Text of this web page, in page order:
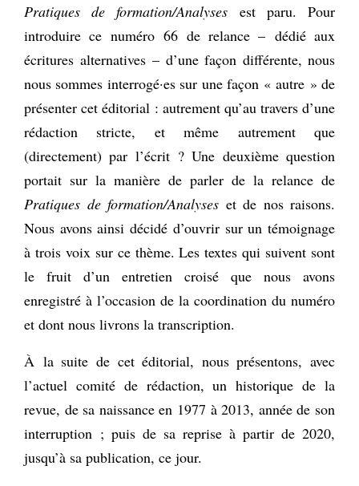
Pratiques de formation/Analyses est paru. Pour
introduire ce numéro 66 de relance – dédié aux
écritures alternatives – d’une façon différente, nous
nous sommes interrogé·es sur une façon « autre » de
présenter cet éditorial : autrement qu’au travers d’une
rédaction stricte, et même autrement que
(directement) par l’écrit ? Une deuxième question
portait sur la manière de parler de la relance de
Pratiques de formation/Analyses et de nos raisons.
Nous avons ainsi décidé d’ouvrir sur un témoignage
à trois voix sur ce thème. Les textes qui suivent sont
le fruit d’un entretien croisé que nous avons
enregistré à l’occasion de la coordination du numéro
et dont nous livrons la transcription.
À la suite de cet éditorial, nous présentons, avec
l’actuel comité de rédaction, un historique de la
revue, de sa naissance en 1977 à 2013, année de son
interruption ; puis de sa reprise à partir de 2020,
jusqu’à sa publication, ce jour.